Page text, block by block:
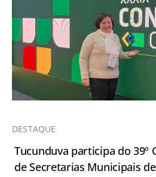
DESTAQUE
Tucunduva participa do 39º
de Secretarias Municipais